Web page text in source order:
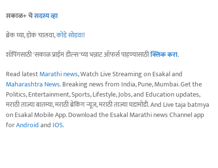
सकाळ+ चेसदस्य व्हा
ब्रेक घ्या, डोकं चालवा,कोडे सोडवा!
शॉपिंगसाठी 'सकाळ प्राईम डील्स'च्या भन्नाट ऑफर्स पाहण्यासाठीक्लिक करा.
Read latestMarathi news, Watch Live Streaming on Esakal and
Maharashtra News. Breaking news from India, Pune, Mumbai. Get the
Politics, Entertainment, Sports, Lifestyle, Jobs, and Education updates,
मराठी ताज्या बातम्या, मराठी ब्रेकिंग न्यूज, मराठी ताज्या घडामोडी. And Live taja batmya
on Esakal Mobile App. Download the Esakal Marathi news Channel app
forAndroidand IOS.